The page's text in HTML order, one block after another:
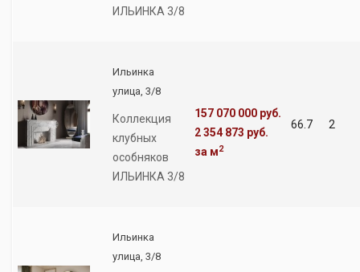
ИЛЬИНКА 3/8
Ильинка
улица, 3/8
Коллекция
клубных
особняков
ИЛЬИНКА 3/8
157 070 000 руб.
2 354 873 руб.
за м2
66.7 2
Ильинка
улица, 3/8